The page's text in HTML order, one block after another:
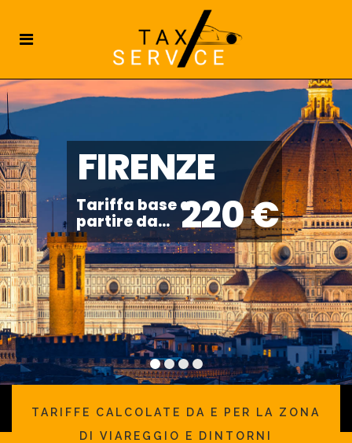
FIRENZE
Tariffa base a
partire da... 220 €
TARIFFE CALCOLATE DA E PER LA ZONA
DI VIAREGGIO E DINTORNI